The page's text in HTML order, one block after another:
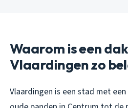
Waarom is een
Vlaardingen zo
Vlaardingen is een stad met